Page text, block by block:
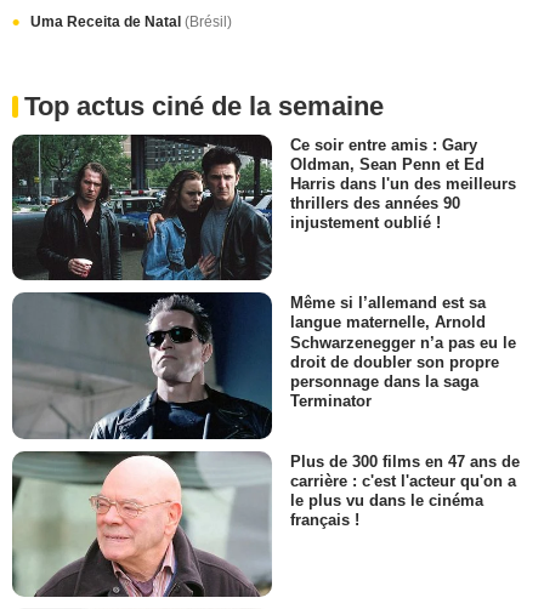
Uma Receita de Natal (Brésil)
Top actus ciné de la semaine
Ce soir entre amis : Gary
Oldman, Sean Penn et Ed
Harris dans l'un des meilleurs
thrillers des années 90
injustement oublié !
Même si l’allemand est sa
langue maternelle, Arnold
Schwarzenegger n’a pas eu le
droit de doubler son propre
personnage dans la saga
Terminator
Plus de 300 films en 47 ans de
carrière : c'est l'acteur qu'on a
le plus vu dans le cinéma
français !